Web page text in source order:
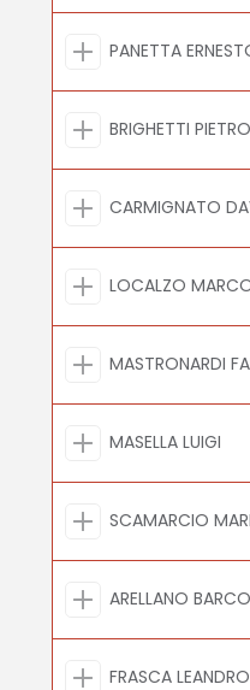
PANETTA
BRIGHETTI PIETRO
CARMIGNATO
LOCALZO
MASTRONARDI
MASELLA LUIGI
SCAMARCIO
ARELLANO
FRASCA LEANDRO